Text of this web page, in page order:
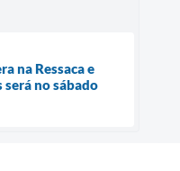
na Ressaca e
no sábado